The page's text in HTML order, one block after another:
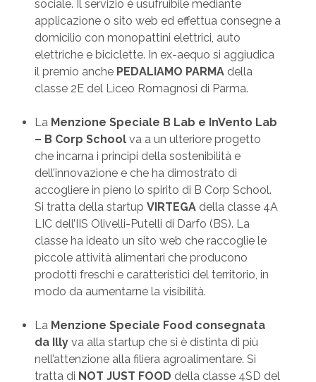
sociale. Il servizio è usufruibile mediante
applicazione o sito web ed effettua consegne a
domicilio con monopattini elettrici, auto
elettriche e biciclette. In ex-aequo si aggiudica
il premio anche PEDALIAMO PARMA della
classe 2E del Liceo Romagnosi di Parma.
La Menzione Speciale B Lab e InVento Lab
– B Corp Schoolva a un ulteriore progetto
che incarna i principi della sostenibilità e
dell’innovazione e che ha dimostrato di
accogliere in pieno lo spirito di B Corp School.
Si tratta della startup VIRTEGA della classe 4A
LIC dell’IIS Olivelli-Putelli di Darfo (BS). La
classe ha ideato un sito web che raccoglie le
piccole attività alimentari che producono
prodotti freschi e caratteristici del territorio, in
modo da aumentarne la visibilità.
La Menzione Speciale Food consegnata
da Illy va alla startup che si è distinta di più
nell’attenzione alla filiera agroalimentare. Si
tratta di NOT JUST FOOD della classe 4SD del